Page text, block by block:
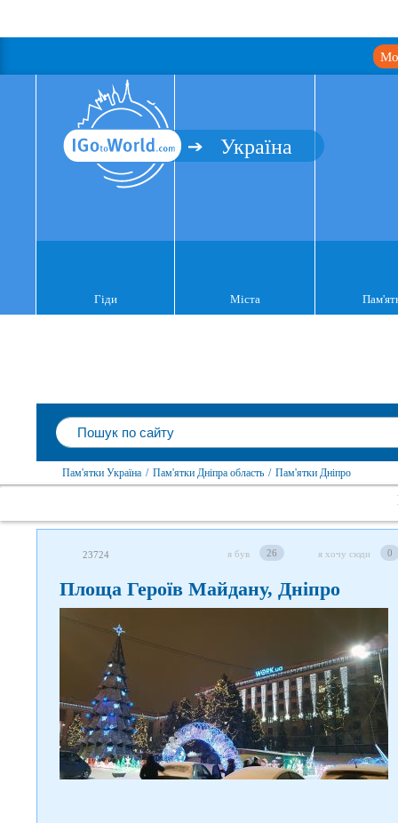
Україна
Гіди Міста
Пам'ятки Україна / Пам'ятки Дніпра область / Пам'ятки Дніпро
23724 я був 26 я хочу сюди 0
Площа Героїв Майдану, Дніпро